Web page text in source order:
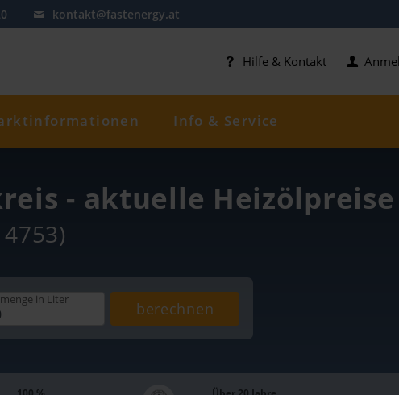
kontakt@fastenergy.at
Hilfe & Kontakt
Info & Service
- aktuelle Heizölpreise
4753)
in Liter berechnen